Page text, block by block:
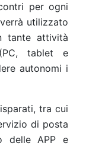
per ogni
utilizzato
tante attività
tablet e
autonomi i
tra cui
di posta
delle APP e